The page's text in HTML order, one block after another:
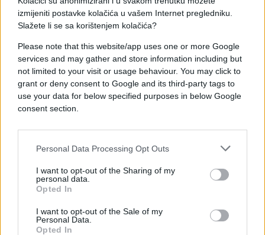
izmijeniti postavke kolačića u vašem Internet pregledniku.
Slažete li se sa korištenjem kolačića?
Please note that this website/app uses one or more Google
services and may gather and store information including but
not limited to your visit or usage behaviour. You may click to
grant or deny consent to Google and its third-party tags to
use your data for below specified purposes in below Google
consent section.
Personal Data Processing Opt Outs
I want to opt-out of the Sharing of my
personal data.
Opted In
I want to opt-out of the Sale of my
Personal Data.
Opted In
##tragedija #preminuo